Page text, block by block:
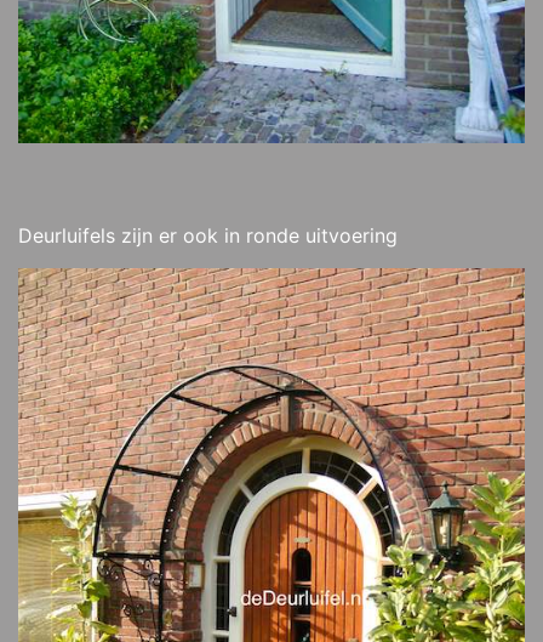
Deurluifels zijn er ook in ronde uitvoering